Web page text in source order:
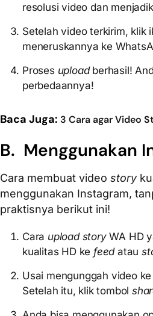
resolusi video dan
Setelah video terkirim, klik
meneruskannya ke
Proses upload berhasil!
perbedaannya!
Baca Juga: 3 Cara agar Video
B. Menggunakan
Cara membuat video story
menggunakan Instagram,
praktisnya berikut ini!
Cara upload storyWA HD
kualitas HD kefeedatau
Usai mengunggah video
Setelah itu, klik tombol